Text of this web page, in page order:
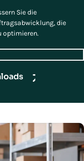
Sie die
die
optimieren.